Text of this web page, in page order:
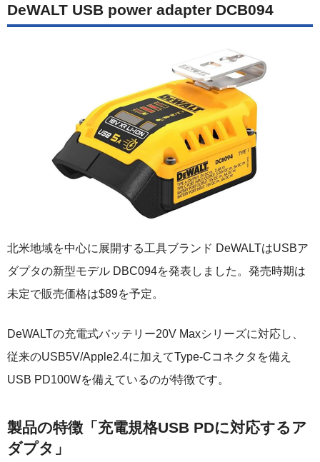
DeWALT USB power adapter DCB094
北米地域を中心に展開する工具ブランド DeWALTはUSBア
ダプタの新型モデル DBC094を発表しました。発売時期は
未定で販売価格は$89を予定。
DeWALTの充電式バッテリー20V Maxシリーズに対応し、
従来のUSB5V/Apple2.4に加えてType-Cコネクタを備え
USB PD100Wを備えているのが特徴です。
製品の特徴「充電規格USB PDに対応するア
ダプタ」